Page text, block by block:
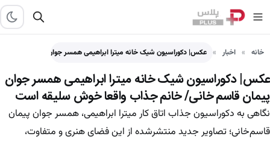
خانه اخبار عکس| دکوراسیون شیک خانه میترا ابراهیمی همسر جوان پیمان قاسم…
عکس| دکوراسیون شیک خانه میترا ابراهیمی همسر جوان
پیمان قاسم خانی/ خانم جذاب واقعا خوش سلیقه است
نگاهی به دکوراسیون جذاب اتاق کار میترا ابراهیمی، همسر جوان پیمان
قاسم‌خانی؛ تصاویر جدید منتشرشده از این فضای هنری و متفاوت،